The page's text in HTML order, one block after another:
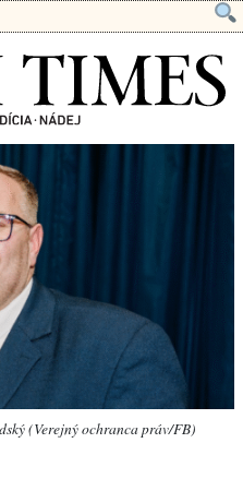
(Verejný ochranca práv/FB)